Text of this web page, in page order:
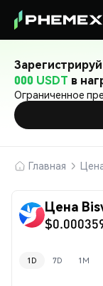
000 USDT в
Ограниченное
Главная
Цена
1D 7D 1M